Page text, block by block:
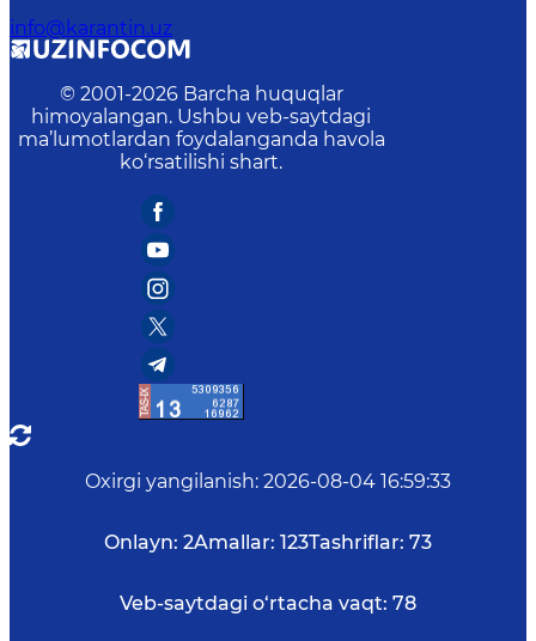
info@karantin.uz
© 2001-2026 Barcha huquqlar
himoyalangan. Ushbu veb-saytdagi
ma’lumotlardan foydalanganda havola
ko‘rsatilishi shart.
Oxirgi yangilanish: 2026-08-04 16:59:33
Onlayn: 2Amallar: 123Tashriflar: 73
Veb-saytdagi o‘rtacha vaqt: 78